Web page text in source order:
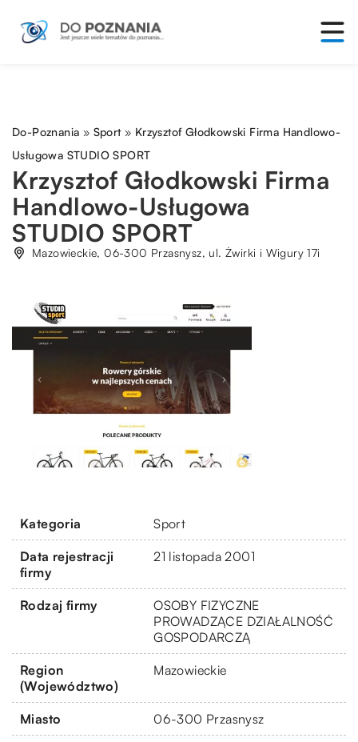
Do-Poznania » Sport» Krzysztof Głodkowski Firma Handlowo-
Usługowa STUDIO SPORT
Krzysztof Głodkowski Firma
Handlowo-Usługowa
STUDIO SPORT
Mazowieckie, 06-300 Przasnysz, ul. Żwirki i Wigury 17i
Kategoria Sport
Data rejestracji
firmy
21 listopada 2001
Rodzaj firmy
OSOBY FIZYCZNE
PROWADZĄCE DZIAŁALNOŚĆ
GOSPODARCZĄ
Region
(Województwo)
Mazowieckie
Miasto 06-300 Przasnysz